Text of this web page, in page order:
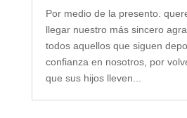
Por medio de la presento.
llegar nuestro más sincero
todos aquellos que siguen
confianza en nosotros, por
que sus hijos lleven...